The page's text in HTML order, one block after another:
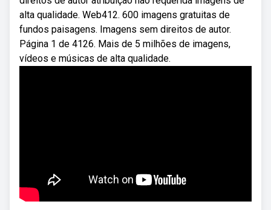
alta qualidade. Web412. 600 imagens gratuitas de
fundos paisagens. Imagens sem direitos de autor.
Página 1 de 4126. Mais de 5 milhões de imagens,
vídeos e músicas de alta qualidade.